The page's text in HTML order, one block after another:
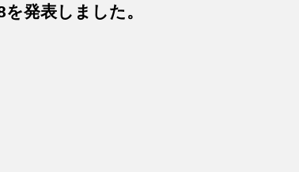
発表しました。